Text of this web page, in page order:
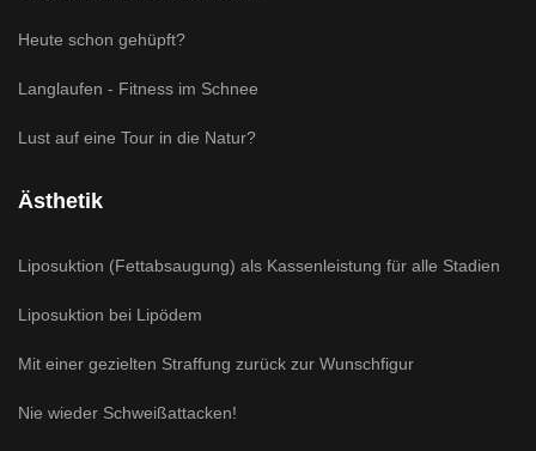
Heute schon gehüpft?
Langlaufen - Fitness im Schnee
Lust auf eine Tour in die Natur?
Ästhetik
Liposuktion (Fettabsaugung) als Kassenleistung für alle Stadien
Liposuktion bei Lipödem
Mit einer gezielten Straffung zurück zur Wunschfigur
Nie wieder Schweißattacken!